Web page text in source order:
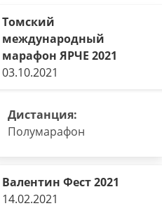
Томский
международный
марафон ЯРЧЕ 2021
03.10.2021
Дистанция:
Полумарафон
Валентин Фест 2021
14.02.2021